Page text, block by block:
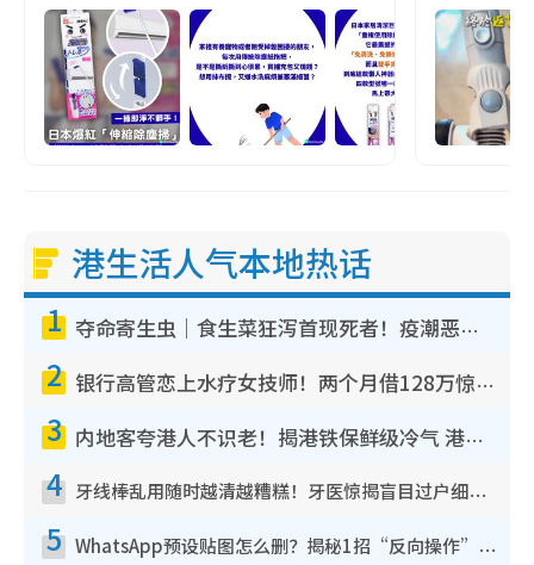
港生活人气本地热话
1 夺命寄生虫｜食生菜狂泻首现死者！疫潮恶化录1.8万宗病例 揭洗菜3大谬误
2 银行高管恋上水疗女技师！两个月借128万惊觉“沉船”沉落火海 揭背后疑似邪教操控卖淫
3 内地客夸港人不识老！揭港铁保鲜级冷气 港人求放过：别投诉
4 牙线棒乱用随时越清越糟糕！牙医惊揭盲目过户细菌恐致龋齿：这种才是日常真保养
5 WhatsApp预设贴图怎么删？揭秘1招“反向操作”还原简洁界面 附3步实测教程